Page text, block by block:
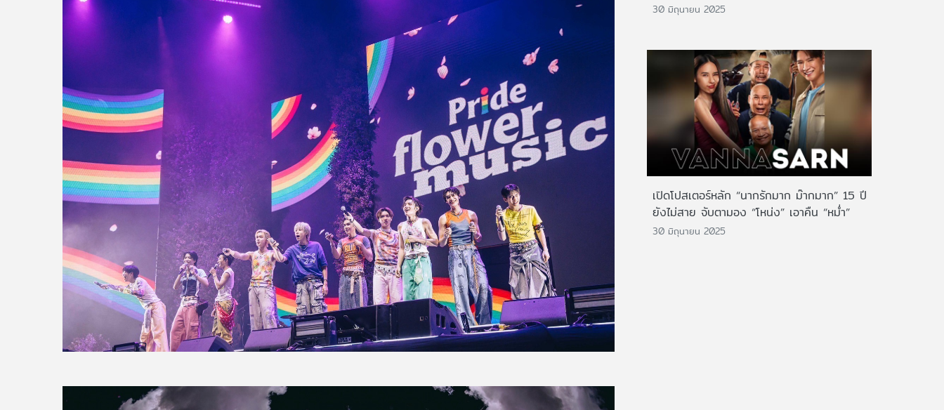
30 มิถุนายน 2025
เปิดโปสเตอร์หลัก “นากรักมาก ม๊ากมาก” 15 ปี
ยังไม่สาย จับตามอง “โหน่ง” เอาคืน “หม่ำ”
30 มิถุนายน 2025